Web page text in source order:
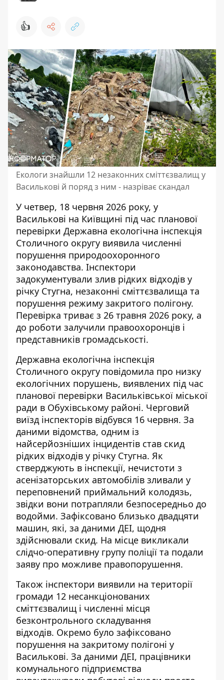
👍
Екологи знайшли 12 незаконних сміттєзвалищ у
Василькові й поряд з ним - назріває скандал
У четвер, 18 червня 2026 року, у
Василькові на Київщині під час планової
перевірки Державна екологічна інспекція
Столичного округу виявила численні
порушення природоохоронного
законодавства. Інспектори
задокументували злив рідких відходів у
річку Стугна, незаконні сміттєзвалища та
порушення режиму закритого полігону.
Перевірка триває з 26 травня 2026 року, а
до роботи залучили правоохоронців і
представників громадськості.
Державна екологічна інспекція
Столичного округу повідомила про низку
екологічних порушень, виявлених під час
планової перевірки Васильківської міської
ради в Обухівському районі. Черговий
виїзд інспекторів відбувся 16 червня. За
даними відомства, одним із
найсерйозніших інцидентів став скид
рідких відходів у річку Стугна. Як
стверджують в інспекції, нечистоти з
асенізаторських автомобілів зливали у
переповнений приймальний колодязь,
звідки вони потрапляли безпосередньо до
водойми. Зафіксовано близько двадцяти
машин, які, за даними ДЕІ, щодня
здійснювали скид. На місце викликали
слідчо-оперативну групу поліції та подали
заяву про можливе правопорушення.
Також інспектори виявили на території
громади 12 несанкціонованих
сміттєзвалищ і численні місця
безконтрольного складування
відходів. Окремо було зафіксовано
порушення на закритому полігоні у
Василькові. За даними ДЕІ, працівники
комунального підприємства